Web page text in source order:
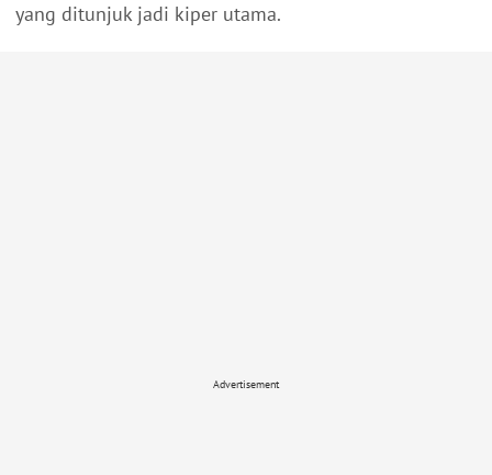
yang ditunjuk jadi kiper utama.
Advertisement